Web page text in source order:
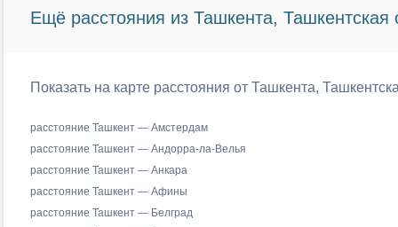
Ещё расстояния из Ташкента, Ташкентская
Показать на карте расстояния от Ташкента,
расстояние Ташкент — Амстердам
расстояние Ташкент — Андорра-ла-Велья
расстояние Ташкент — Анкара
расстояние Ташкент — Афины
расстояние Ташкент — Белград